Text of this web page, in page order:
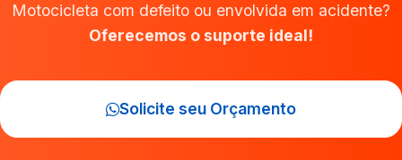
Motocicleta com defeito ou envolvida em acidente?
Oferecemos o suporte ideal!
Solicite seu Orçamento